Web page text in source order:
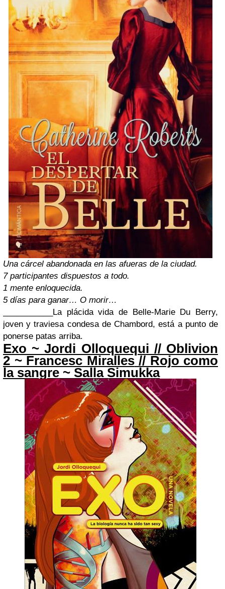
Una cárcel abandonada en las afueras de la ciudad.
7 participantes dispuestos a todo.
1 mente enloquecida.
5 días para ganar… O morir…
La plácida vida de Belle-Marie Du Berry,
joven y traviesa condesa de Chambord, está a punto de
ponerse patas arriba.
Exo ~ Jordi Olloquequi // Oblivion
2 ~ Francesc Miralles// Rojo como
la sangre ~ Salla Simukka